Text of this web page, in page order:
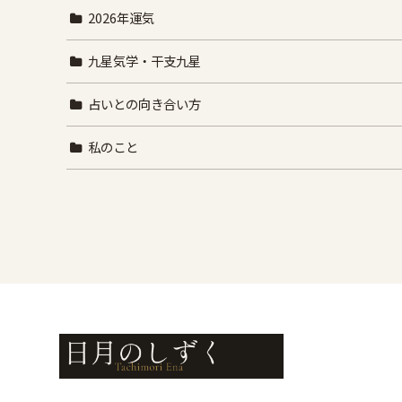
2026年運気
九星気学・干支九星
占いとの向き合い方
私のこと